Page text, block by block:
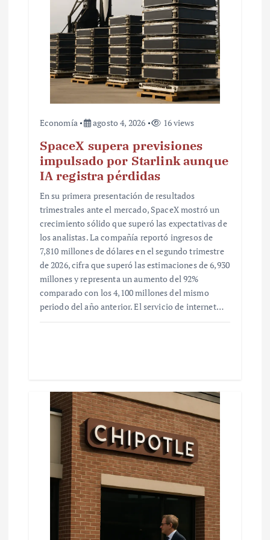
Economía agosto 4, 2026 16 views
SpaceX supera previsiones
impulsado por Starlink aunque
IA registra pérdidas
En su primera presentación de resultados
trimestrales ante el mercado, SpaceX mostró un
crecimiento sólido que superó las expectativas de
los analistas. La compañía reportó ingresos de
7,810 millones de dólares en el segundo trimestre
de 2026, cifra que superó las estimaciones de 6,930
millones y representa un aumento del 92%
comparado con los 4,100 millones del mismo
periodo del año anterior. El servicio de internet…